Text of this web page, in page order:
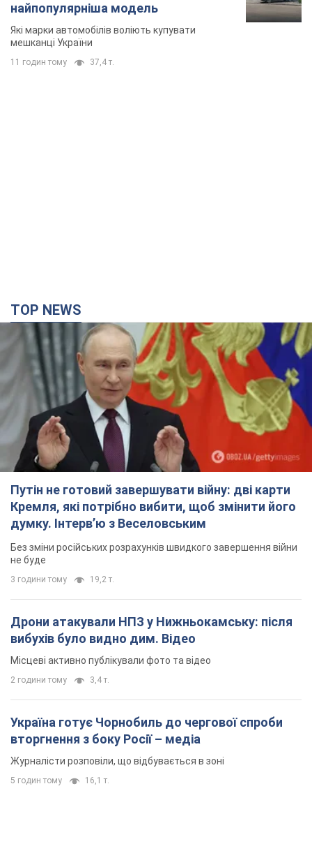
найпопулярніша модель
Які марки автомобілів воліють купувати
мешканці України
11 годин тому 37,4 т.
TOP NEWS
Путін не готовий завершувати війну: дві карти
Кремля, які потрібно вибити, щоб змінити його
думку. Інтерв’ю з Веселовським
Без зміни російських розрахунків швидкого завершення війни
не буде
3 години тому 19,2 т.
Дрони атакували НПЗ у Нижньокамську: після
вибухів було видно дим. Відео
Місцеві активно публікували фото та відео
2 години тому 3,4 т.
Україна готує Чорнобиль до чергової спроби
вторгнення з боку Росії – медіа
Журналісти розповіли, що відбувається в зоні
5 годин тому 16,1 т.